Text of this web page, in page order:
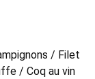
/ Filet
/ Coq au vin